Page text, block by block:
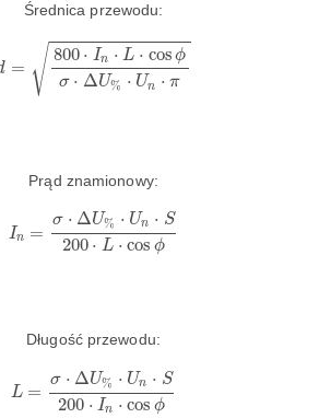
Średnica przewodu:
= √ 800 ⋅ In ⋅ L ⋅ cos ϕ
σ ⋅ ΔU% ⋅ Un ⋅ π
⋅In⋅L⋅cosϕσ⋅ΔU%⋅
Prąd znamionowy:
In =
σ ⋅ ΔU% ⋅ Un ⋅ S
200 ⋅ L ⋅ cos ϕ
Δ %⋅U S200⋅L
Długość przewodu:
L =
σ ⋅ ΔU% ⋅ Un ⋅ S
200 ⋅ In ⋅ cos ϕ
% ⋅U S200⋅I